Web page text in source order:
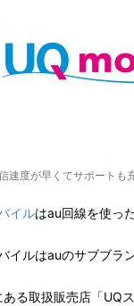
速度が早くてサポートも
イルはau回線を使っ
イルはauのサブブラ
ある取扱販売店「UQ